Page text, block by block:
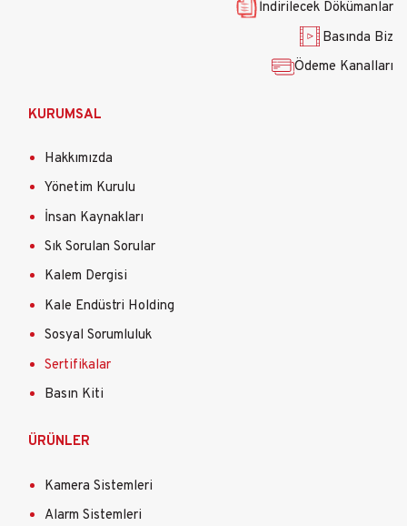
İndirilecek Dökümanlar
Basında Biz
Ödeme Kanalları
KURUMSAL
Hakkımızda
Yönetim Kurulu
İnsan Kaynakları
Sık Sorulan Sorular
Kalem Dergisi
Kale Endüstri Holding
Sosyal Sorumluluk
Sertifikalar
Basın Kiti
ÜRÜNLER
Kamera Sistemleri
Alarm Sistemleri